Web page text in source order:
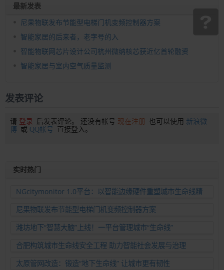
最新发表
尼果物联发布节能型电梯门机变频控制器方案
智能家居的后来者，老字号的入
智能物联网芯片设计公司杭州微纳核芯获近亿首轮融资
智能家居与室内空气质量监测
发表评论
请 登录 后发表评论。 还没有帐号 现在注册 也可以使用 新浪微
博 或 QQ帐号 直接登入。
实时热门
NGcitymonitor 1.0平台：以智能边缘硬件重塑城市生命线精
尼果物联发布节能型电梯门机变频控制器方案
潍坊地下“智慧大脑”上线！一平台管理城市“生命线”
合肥构筑城市生命线安全工程 助力智能社会发展与治理
太原管网改造：锻造“地下生命线” 让城市更有韧性